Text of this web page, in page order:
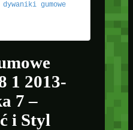
gumowe
1 2013-
7 –
i Styl